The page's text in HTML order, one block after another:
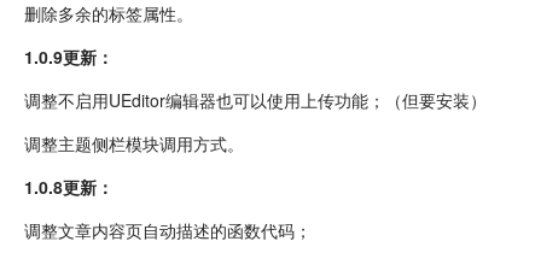
删除多余的标签属性。
1.0.9更新：
调整不启用UEditor编辑器也可以使用上传功能；（但要安装）
调整主题侧栏模块调用方式。
1.0.8更新：
调整文章内容页自动描述的函数代码；